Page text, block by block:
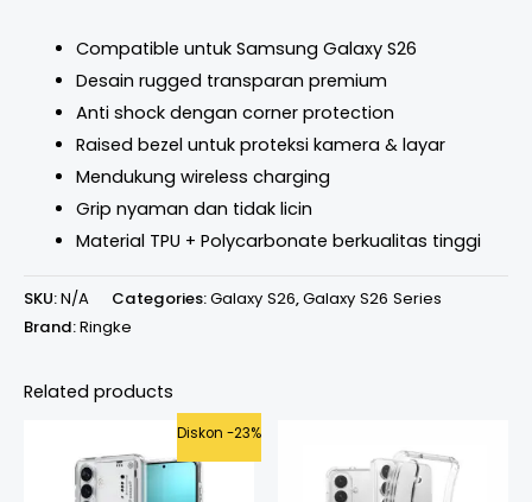
Compatible untuk Samsung Galaxy S26
Desain rugged transparan premium
Anti shock dengan corner protection
Raised bezel untuk proteksi kamera & layar
Mendukung wireless charging
Grip nyaman dan tidak licin
Material TPU + Polycarbonate berkualitas tinggi
SKU:N/A Categories:Galaxy S26,Galaxy S26 Series
Brand:Ringke
Related products
Diskon -23%
Original
price
was:
Rp750.000.
Current
is: